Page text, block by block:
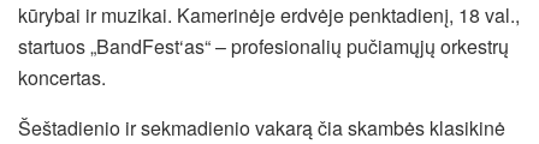
kūrybai ir muzikai. Kamerinėje erdvėje penktadienį, 18 val.,
startuos „BandFest‘as“ – profesionalių pučiamųjų orkestrų
koncertas.
Šeštadienio ir sekmadienio vakarą čia skambės klasikinė